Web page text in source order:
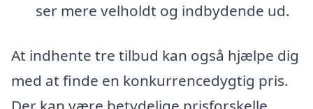
ser mere velholdt og indbydende ud.
At indhente tre tilbud kan også hjælpe dig
med at finde en konkurrencedygtig pris.